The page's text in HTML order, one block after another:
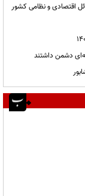
اقتصادی و نظامی کشور
دشمن داشتند